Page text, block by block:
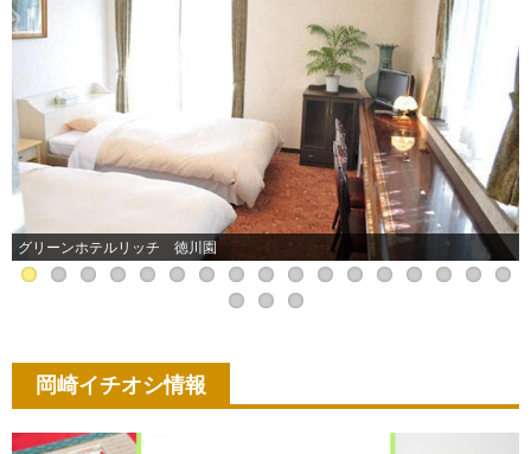
グリーンホテルリッチ 徳川園
岡崎イチオシ情報